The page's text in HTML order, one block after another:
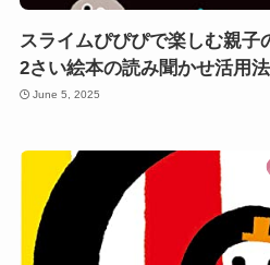
スライムぴぴぴで楽しむ親子
2さい絵本の読み聞かせ活用法
June 5, 2025